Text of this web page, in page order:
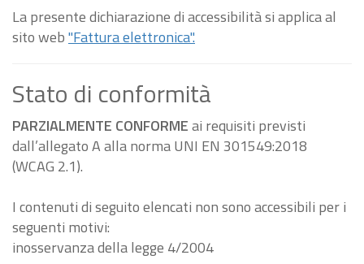
La presente dichiarazione di accessibilità si applica al
sito web"Fattura elettronica".
Stato di conformità
PARZIALMENTE CONFORMEai requisiti previsti
dall’allegato A alla norma UNI EN 301549:2018
(WCAG 2.1).
I contenuti di seguito elencati non sono accessibili per i
seguenti motivi:
inosservanza della legge 4/2004